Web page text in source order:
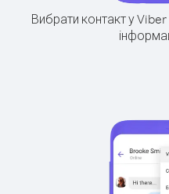
Вибрати контакт у